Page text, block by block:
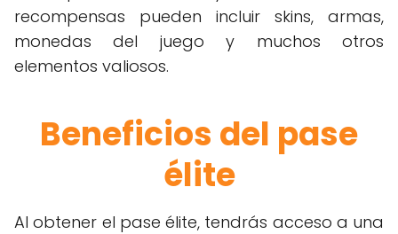
recompensas pueden incluir skins, armas,
monedas del juego y muchos otros
elementos valiosos.
Beneficios del pase
élite
Al obtener el pase élite, tendrás acceso a una